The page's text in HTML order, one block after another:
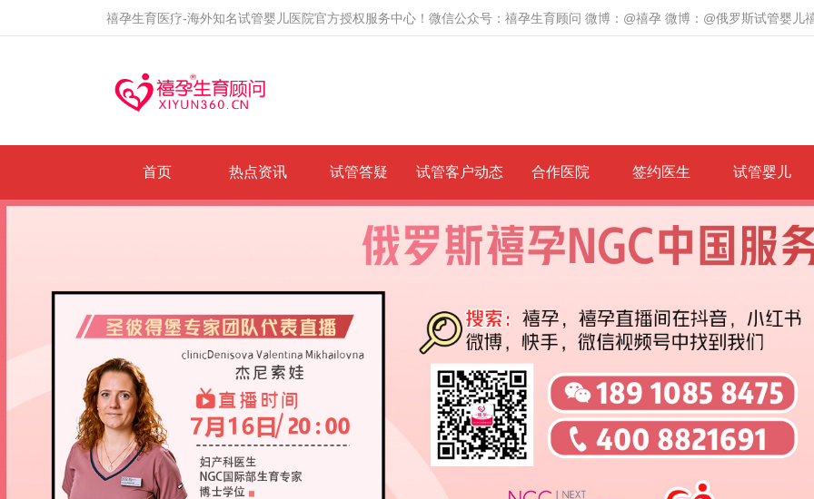
禧孕生育医疗-海外知名试管婴儿医院官方授权服务中心！微信公众号：禧孕生育顾问 微博：@禧孕 微博：@俄罗斯试管婴儿
首页 热点资讯 试管答疑 试管客户动态 合作医院 签约医生 试管婴儿